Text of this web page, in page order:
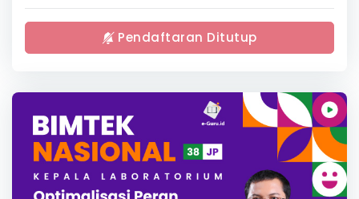
Pendaftaran Ditutup